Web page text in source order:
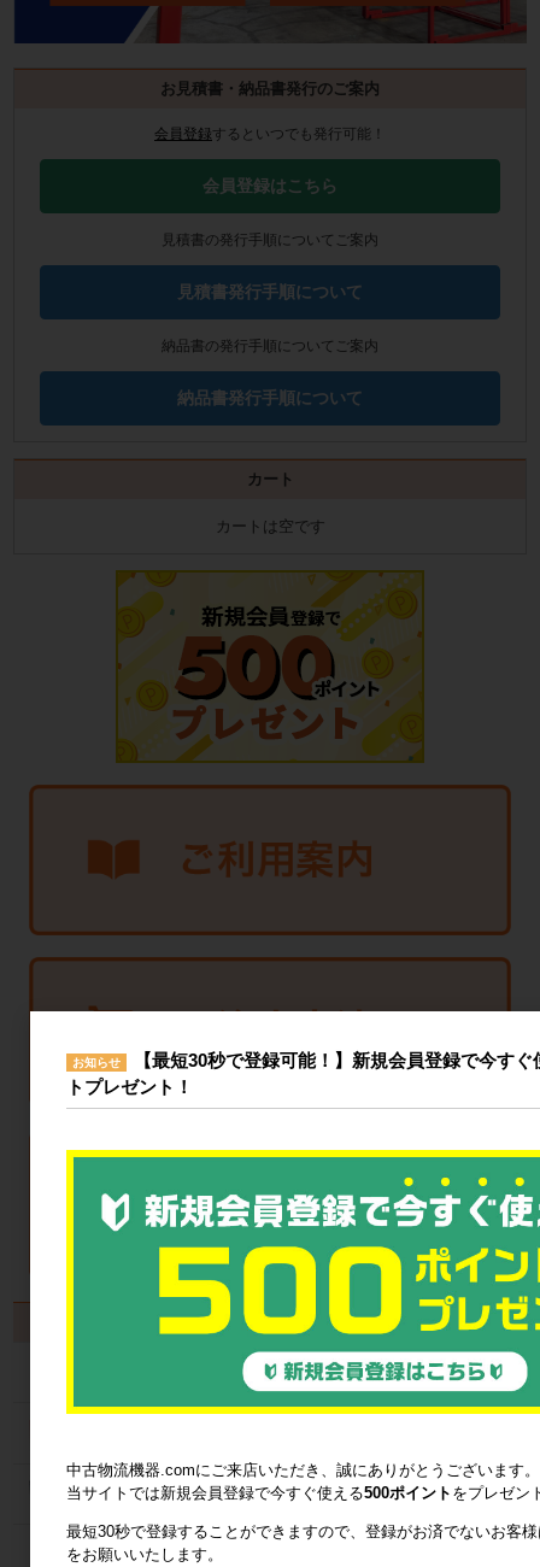
お見積書・納品書発行のご案内
会員登録するといつでも発行可能！
会員登録はこちら
見積書の発行手順についてご案内
見積書発行手順について
納品書の発行手順についてご案内
納品書発行手順について
カート
カートは空です
製品から探す
メッシュパレット
６輪台車
お知らせ
【最短30秒で登録可能！】新規会員登録で今す
トプレゼント！
中古物流機器.comにご来店いただき、誠にありがとうございます。
当サイトでは新規会員登録で今すぐ使える500ポイント をプレゼン
最短30秒で登録することができますので、登録がお済でないお客
をお願いいたします。